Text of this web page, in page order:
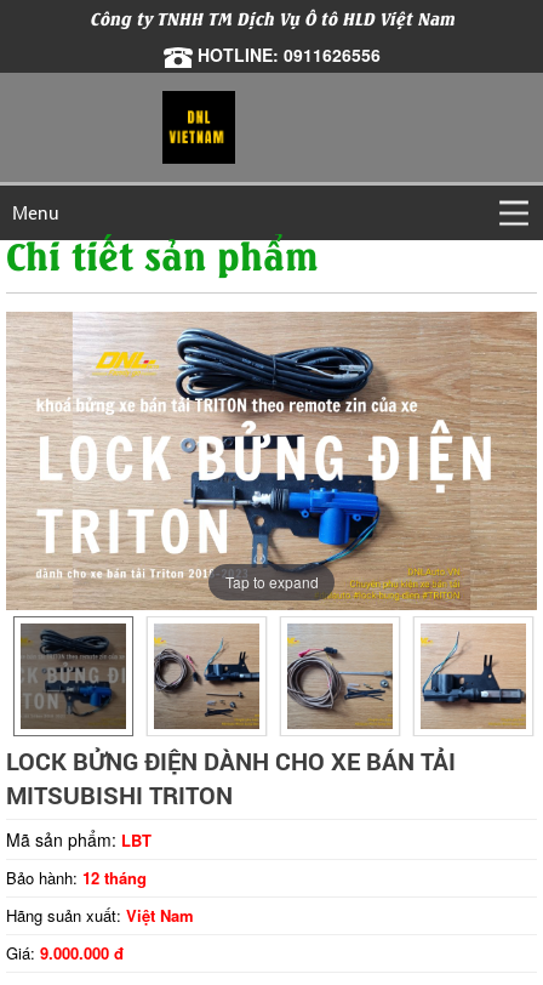
Công ty TNHH TM Dịch Vụ Ô tô HLD Việt Nam
HOTLINE: 0911626556
Menu
Chi tiết sản phẩm
Tap to expand
LOCK BỬNG ĐIỆN DÀNH CHO XE BÁN TẢI
MITSUBISHI TRITON
Mã sản phẩm: LBT
Bảo hành: 12 tháng
Hãng suản xuất: Việt Nam
Giá: 9.000.000 đ